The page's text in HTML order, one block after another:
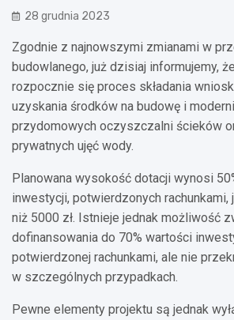
28 grudnia 2023
Zgodnie z najnowszymi zmianami w
budowlanego, już dzisiaj informujemy,
rozpocznie się proces składania
uzyskania środków na budowę i
przydomowych oczyszczalni ścieków
prywatnych ujęć wody.
Planowana wysokość dotacji wynosi
inwestycji, potwierdzonych rachunkami,
niż 5000 zł. Istnieje jednak możliwość
dofinansowania do 70% wartości
potwierdzonej rachunkami, ale nie
w szczególnych przypadkach.
Pewne elementy projektu są jednak